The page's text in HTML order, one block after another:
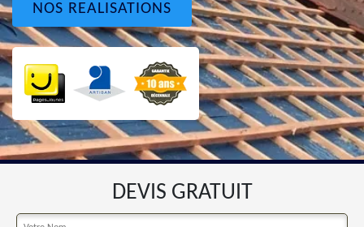
NOS REALISATIONS
DEVIS GRATUIT